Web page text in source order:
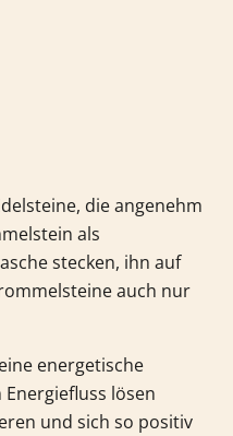
die angenehm
als
stecken, ihn auf
auch nur
energetische
lösen
und sich so positiv